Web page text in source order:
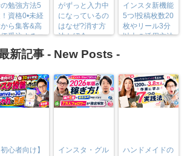
勉強方法5
資格0•未経
ら集客&高
受注するコ
は？
がずっと入力中
になっているの
はなぜ?消す方
法も紹介
インスタ新機能
5つ!投稿枚数20
枚やリール3分
以上の活用方法
新記事 - New Posts -
初心者向け】
インスタ・グル
ハンドメイドの